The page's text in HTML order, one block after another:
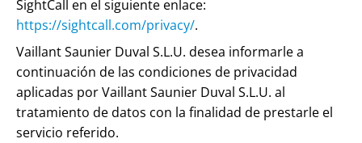
SightCall en el siguiente enlace:
https://sightcall.com/privacy/.
Vaillant Saunier Duval S.L.U. desea informarle a
continuación de las condiciones de privacidad
aplicadas por Vaillant Saunier Duval S.L.U. al
tratamiento de datos con la finalidad de prestarle el
servicio referido.